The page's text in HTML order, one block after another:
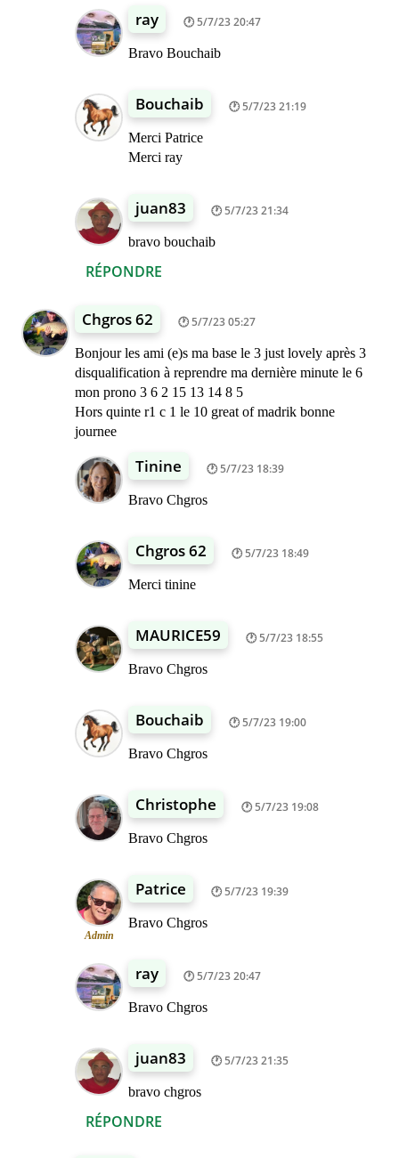
RÉPONDRE
ray 5/7/23 20:47
Bravo Bouchaib
Bouchaib 5/7/23 21:19
Merci Patrice
Merci ray
juan83 5/7/23 21:34
bravo bouchaib
Chgros 62 5/7/23 05:27
Bonjour les ami (e)s ma base le 3 just lovely après 3
disqualification à reprendre ma dernière minute le 6
mon prono 3 6 2 15 13 14 8 5
Hors quinte r1 c 1 le 10 great of madrik bonne
journee
RÉPONDRE
Tinine 5/7/23 18:39
Bravo Chgros
Chgros 62 5/7/23 18:49
Merci tinine
MAURICE59 5/7/23 18:55
Bravo Chgros
Bouchaib 5/7/23 19:00
Bravo Chgros
Christophe 5/7/23 19:08
Bravo Chgros
Admin
Patrice 5/7/23 19:39
Bravo Chgros
ray 5/7/23 20:47
Bravo Chgros
juan83 5/7/23 21:35
bravo chgros